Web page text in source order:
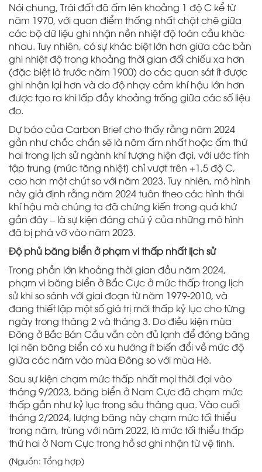
Nói chung, Trái đất đã ấm lên khoảng 1 độ C kể từ
năm 1970, với quan điểm thống nhất chặt chẽ giữa
các bộ dữ liệu ghi nhận nền nhiệt độ toàn cầu khác
nhau. Tuy nhiên, có sự khác biệt lớn hơn giữa các bản
ghi nhiệt độ trong khoảng thời gian đối chiếu xa hơn
(đặc biệt là trước năm 1900) do các quan sát ít được
ghi nhận lại hơn và do độ nhạy cảm khí hậu lớn hơn
được tạo ra khi lấp đầy khoảng trống giữa các số liệu
đo.
Dự báo của Carbon Brief cho thấy rằng năm 2024
gần như chắc chắn sẽ là năm ấm nhất hoặc ấm thứ
hai trong lịch sử ngành khí tượng hiện đại, với ước tính
tập trung [mức tăng nhiệt] chỉ vượt trên +1,5 độ C,
cao hơn một chút so với năm 2023. Tuy nhiên, mô hình
này giả định rằng năm 2024 tuân theo các hình thái
khí hậu mà chúng ta đã chứng kiến trong quá khứ
gần đây – là sự kiện đáng chú ý của những mô hình
đã bị phá vỡ vào năm 2023.
Độ phủ băng biển ở phạm vi thấp nhất lịch sử
Trong phần lớn khoảng thời gian đầu năm 2024,
phạm vi băng biển ở Bắc Cực ở mức thấp trong lịch
sử khi so sánh với giai đoạn từ năm 1979-2010, và
đang thiết lập một số giá trị mới thấp kỷ lục cho từng
ngày trong tháng 2 và tháng 3. Do điều kiện mùa
Đông ở Bắc Bán Cầu vẫn còn đủ lạnh để đóng băng
lại nên băng biển có xu hướng ít biến đổi về mức độ
giữa các năm vào mùa Đông so với mùa Hè.
Sau sự kiện chạm mức thấp nhất mọi thời đại vào
tháng 9/2023, băng biển ở Nam Cực đã chạm mức
thấp gần như kỷ lục trong sáu tháng qua. Vào cuối
tháng 2/2024, lượng băng này chạm mức tối thiểu
trong năm, trùng với năm 2022, là mức tối thiểu thấp
thứ hai ở Nam Cực trong hồ sơ ghi nhận từ vệ tinh.
(Nguồn: Tổng hợp)